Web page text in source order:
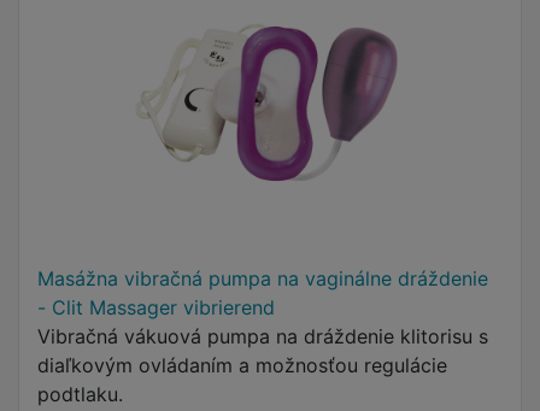
Masážna vibračná pumpa na vaginálne dráždenie
- Clit Massager vibrierend
Vibračná vákuová pumpa na dráždenie klitorisu s
diaľkovým ovládaním a možnosťou regulácie
podtlaku.